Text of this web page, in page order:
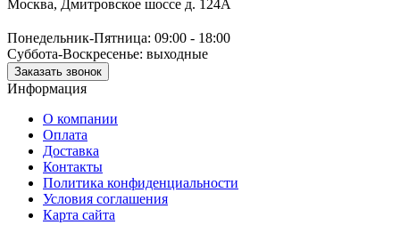
Москва, Дмитровское шоссе д. 124А
Понедельник-Пятница: 09:00 - 18:00
Суббота-Воскресенье: выходные
Заказать звонок
Информация
О компании
Оплата
Доставка
Контакты
Политика конфиденциальности
Условия соглашения
Карта сайта